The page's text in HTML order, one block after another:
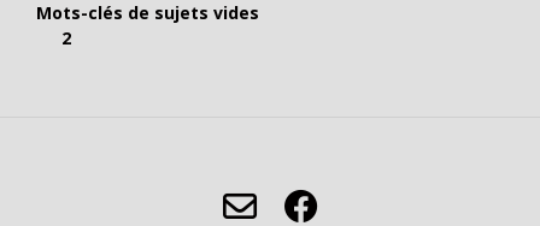
Mots-clés de sujets vides
2